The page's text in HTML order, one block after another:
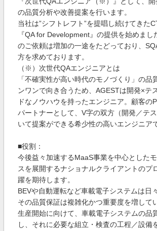
の品質分析や改善提案を行います。
当社は”シフトレフト”を提唱し続けてきた
『QA for Development』の提供を始めまし
のご依頼は増加の一途をたどっており、
方を求めております。
（※）次世代QAエンジニアとは
「不確実性が高い時代のモノづくり」の品
ンワンで向き合うため、AGESTは開発×テ
ドなノウハウを持ったエンジニア。顧客の
パートナーとして、V字の双方（開発／テ
いて提案ができる希少性の高いエンジニア
■役割：
今後益々加速するMaaS事業を中心とした
スを展開するナショナルクライアントのプ
躍を期待します。
BEVや自動運転など車載電子システムは日
その品質保証は複雑化かつ重要度を増して
生産開始に向けて、車載電子システムの品
し、それに必要な組立・検査の工程／設備